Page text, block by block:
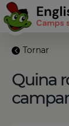
Tornar
Quina